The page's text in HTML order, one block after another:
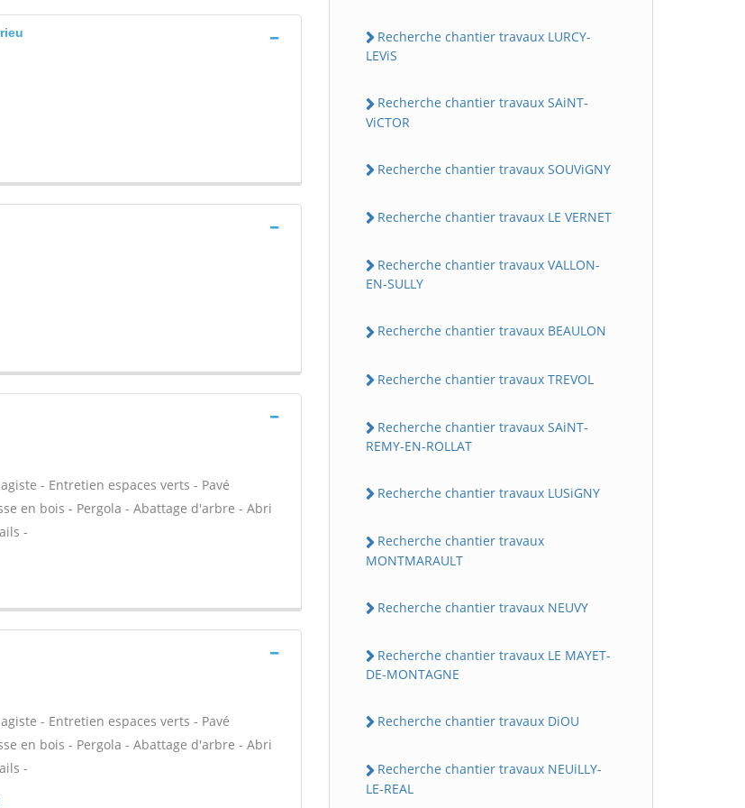
- Entretien espaces verts - Pavé
en bois - Pergola - Abattage d'arbre - Abri
-
- Entretien espaces verts - Pavé
en bois - Pergola - Abattage d'arbre - Abri
-
Recherche chantier travaux LURCY-
LEViS
Recherche chantier travaux SAiNT-
ViCTOR
Recherche chantier travaux SOUViGNY
Recherche chantier travaux LE VERNET
Recherche chantier travaux VALLON-
EN-SULLY
Recherche chantier travaux BEAULON
Recherche chantier travaux TREVOL
Recherche chantier travaux SAiNT-
REMY-EN-ROLLAT
Recherche chantier travaux LUSiGNY
Recherche chantier travaux
MONTMARAULT
Recherche chantier travaux NEUVY
Recherche chantier travaux LE MAYET-
DE-MONTAGNE
Recherche chantier travaux DiOU
Recherche chantier travaux NEUiLLY-
LE-REAL